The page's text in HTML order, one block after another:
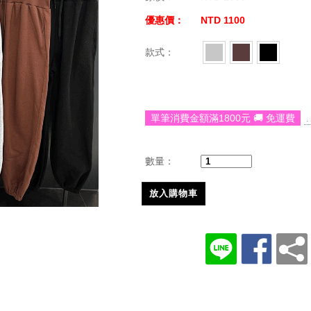
優惠價： NTD 1100
款式：
單筆消費金額滿1800元 🚚 免運費 .
數量：
放入購物車